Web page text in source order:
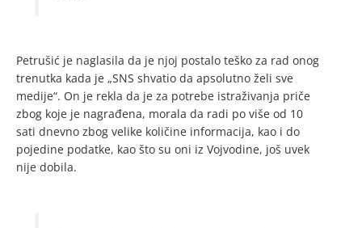
Petrušić je naglasila da je njoj postalo teško za rad onog
trenutka kada je „SNS shvatio da apsolutno želi sve
medije“. On je rekla da je za potrebe istraživanja priče
zbog koje je nagrađena, morala da radi po više od 10
sati dnevno zbog velike količine informacija, kao i do
pojedine podatke, kao što su oni iz Vojvodine, još uvek
nije dobila.